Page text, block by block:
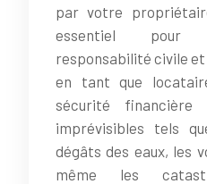
par votre
essentiel pour
responsabilité civile
en tant que
sécurité financière
imprévisibles tels
dégâts des eaux, les
même les